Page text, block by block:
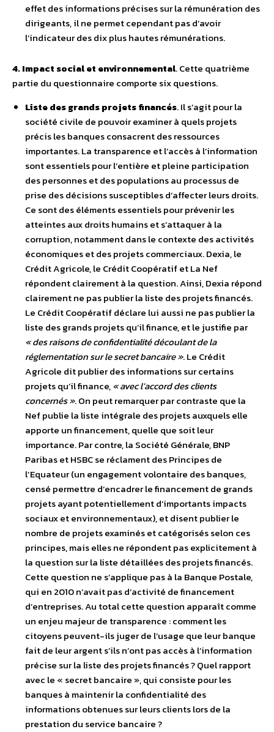
effet des informations précises sur la rémunération des
dirigeants, il ne permet cependant pas d’avoir
l’indicateur des dix plus hautes rémunérations.
4. Impact social et environnemental. Cette quatrième
partie du questionnaire comporte six questions.
Liste des grands projets financés. Il s’agit pour la
société civile de pouvoir examiner à quels projets
précis les banques consacrent des ressources
importantes. La transparence et l’accès à l’information
sont essentiels pour l’entière et pleine participation
des personnes et des populations au processus de
prise des décisions susceptibles d’affecter leurs droits.
Ce sont des éléments essentiels pour prévenir les
atteintes aux droits humains et s’attaquer à la
corruption, notamment dans le contexte des activités
économiques et des projets commerciaux. Dexia, le
Crédit Agricole, le Crédit Coopératif et La Nef
répondent clairement à la question. Ainsi, Dexia répond
clairement ne pas publier la liste des projets financés.
Le Crédit Coopératif déclare lui aussi ne pas publier la
liste des grands projets qu’il finance, et le justifie par
« des raisons de confidentialité découlant de la
réglementation sur le secret bancaire ». Le Crédit
Agricole dit publier des informations sur certains
projets qu’il finance,« avec l’accord des clients
concernés ». On peut remarquer par contraste que la
Nef publie la liste intégrale des projets auxquels elle
apporte un financement, quelle que soit leur
importance. Par contre, la Société Générale, BNP
Paribas et HSBC se réclament des Principes de
l’Equateur (un engagement volontaire des banques,
censé permettre d’encadrer le financement de grands
projets ayant potentiellement d’importants impacts
sociaux et environnementaux), et disent publier le
nombre de projets examinés et catégorisés selon ces
principes, mais elles ne répondent pas explicitement à
la question sur la liste détaillées des projets financés.
Cette question ne s’applique pas à la Banque Postale,
qui en 2010 n’avait pas d’activité de financement
d’entreprises. Au total cette question apparaît comme
un enjeu majeur de transparence : comment les
citoyens peuvent-ils juger de l’usage que leur banque
fait de leur argent s’ils n’ont pas accès à l’information
précise sur la liste des projets financés ? Quel rapport
avec le « secret bancaire », qui consiste pour les
banques à maintenir la confidentialité des
informations obtenues sur leurs clients lors de la
prestation du service bancaire ?